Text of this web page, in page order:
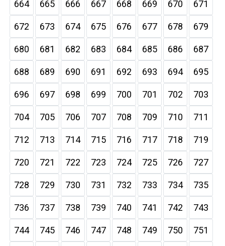
664 665 666 667 668 669 670 671
672 673 674 675 676 677 678 679
680 681 682 683 684 685 686 687
688 689 690 691 692 693 694 695
696 697 698 699 700 701 702 703
704 705 706 707 708 709 710 711
712 713 714 715 716 717 718 719
720 721 722 723 724 725 726 727
728 729 730 731 732 733 734 735
736 737 738 739 740 741 742 743
744 745 746 747 748 749 750 751